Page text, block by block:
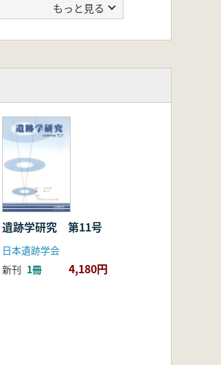
もっと見る
遺跡学研究 第11号
日本遺跡学会
新刊 1冊 4,180円